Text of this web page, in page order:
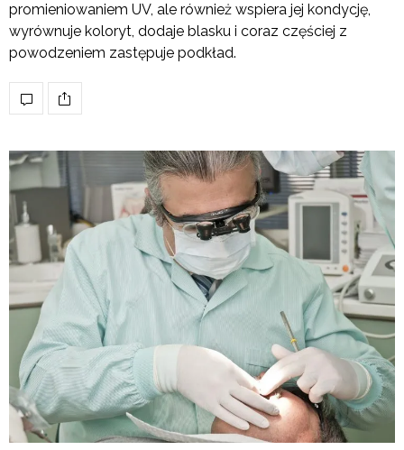
promieniowaniem UV, ale również wspiera jej kondycję,
wyrównuje koloryt, dodaje blasku i coraz częściej z
powodzeniem zastępuje podkład.